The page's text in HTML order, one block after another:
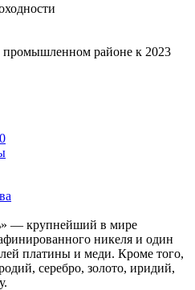
промышленном районе к 2023
— крупнейший в мире
никеля и один
платины и меди. Кроме того,
серебро, золото, иридий,